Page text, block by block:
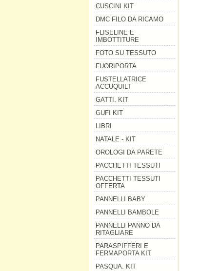
CUSCINI KIT
DMC FILO DA RICAMO
FLISELINE E
IMBOTTITURE
FOTO SU TESSUTO
FUORIPORTA
FUSTELLATRICE
ACCUQUILT
GATTI. KIT
GUFI KIT
LIBRI
NATALE - KIT
OROLOGI DA PARETE
PACCHETTI TESSUTI
PACCHETTI TESSUTI
OFFERTA
PANNELLI BABY
PANNELLI BAMBOLE
PANNELLI PANNO DA
RITAGLIARE
PARASPIFFERI E
FERMAPORTA KIT
PASQUA. KIT